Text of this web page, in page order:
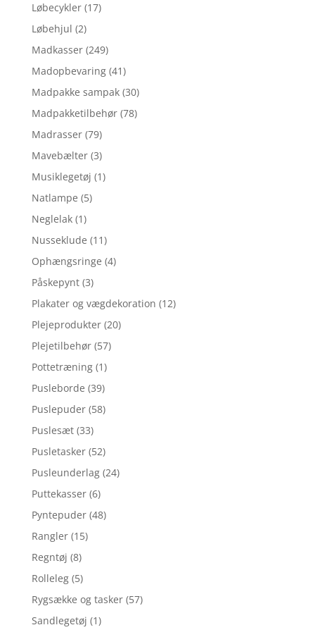
Løbecykler (17)
Løbehjul (2)
Madkasser (249)
Madopbevaring (41)
Madpakke sampak (30)
Madpakketilbehør (78)
Madrasser (79)
Mavebælter (3)
Musiklegetøj (1)
Natlampe (5)
Neglelak (1)
Nusseklude (11)
Ophængsringe (4)
Påskepynt (3)
Plakater og vægdekoration (12)
Plejeprodukter (20)
Plejetilbehør (57)
Pottetræning (1)
Pusleborde (39)
Puslepuder (58)
Puslesæt (33)
Pusletasker (52)
Pusleunderlag (24)
Puttekasser (6)
Pyntepuder (48)
Rangler (15)
Regntøj (8)
Rolleleg (5)
Rygsække og tasker (57)
Sandlegetøj (1)